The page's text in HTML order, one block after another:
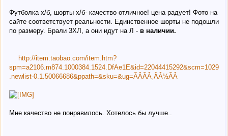
Футболка х/б, шорты х/б- качество отличное! цена радует! Фото на
сайте соответствует реальности. Единственное шорты не подошли
по размеру. Брали 3ХЛ, а они идут на Л - в наличии.
http://item.taobao.com/item.htm?
spm=a2106.m874.1000384.1524.DfAe1E&id=22044415292&scm=1029
.newlist-0.1.50066686&ppath=&sku=&ug=ÃÂÃÂ¸ÃÂ½ÃÂ
Мне качество не понравилось. Хотелось бы лучше..